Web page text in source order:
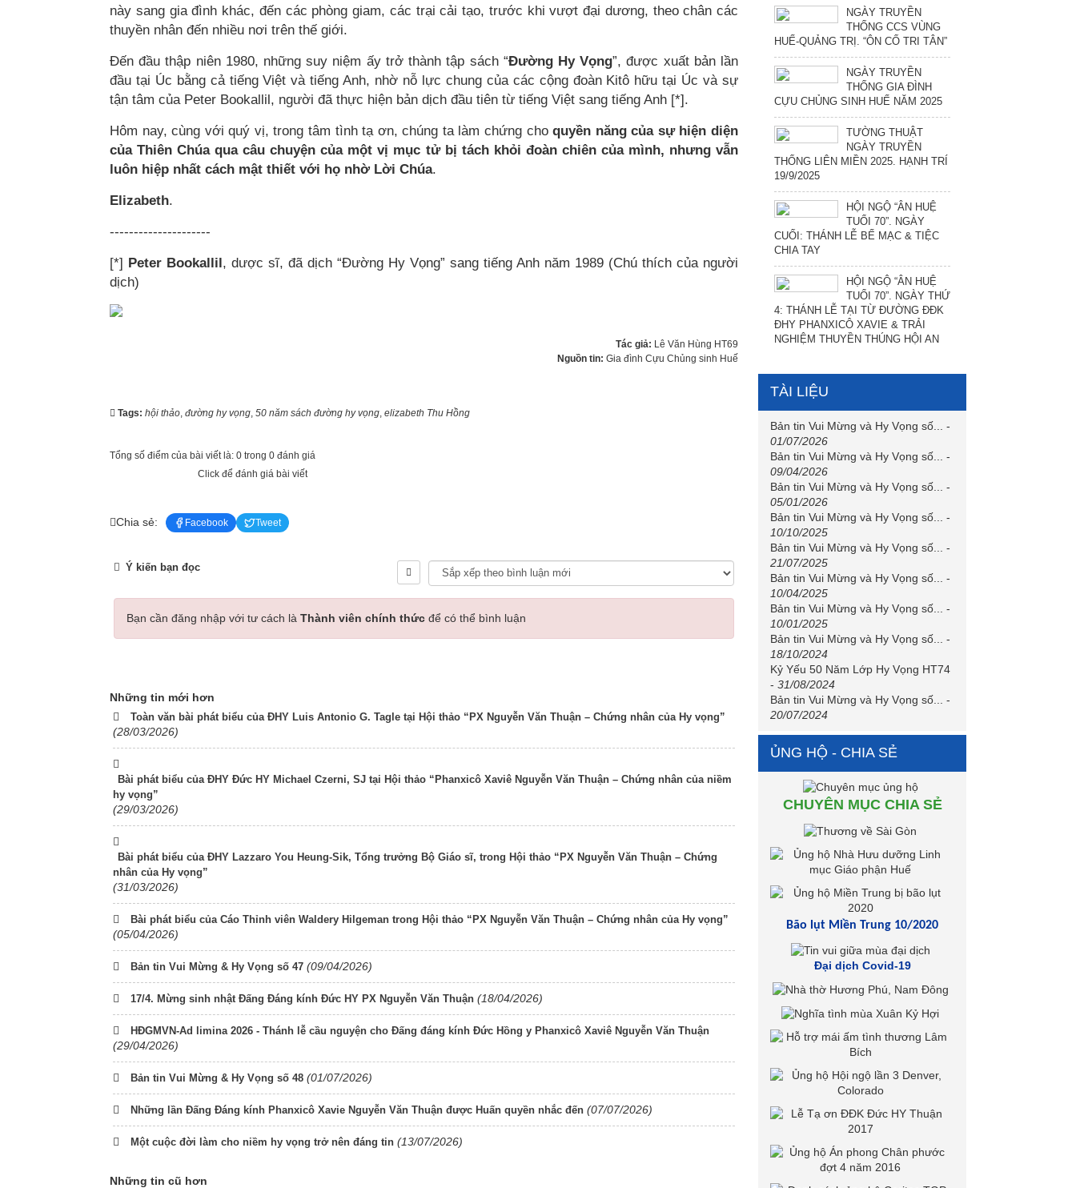
này sang gia đình khác, đến các phòng giam, các trại cải tạo, trước khi vượt đại dương, theo chân các
thuyền nhân đến nhiều nơi trên thế giới.
Đến đầu thập niên 1980, những suy niệm ấy trở thành tập sách “Đường Hy Vọng”, được xuất bản lần
đầu tại Úc bằng cả tiếng Việt và tiếng Anh, nhờ nỗ lực chung của các cộng đoàn Kitô hữu tại Úc và sự
tận tâm của Peter Bookallil, người đã thực hiện bản dịch đầu tiên từ tiếng Việt sang tiếng Anh [*].
Hôm nay, cùng với quý vị, trong tâm tình tạ ơn, chúng ta làm chứng choquyền năng của sự hiện diện
của Thiên Chúa qua câu chuyện của một vị mục tử bị tách khỏi đoàn chiên của mình, nhưng vẫn
luôn hiệp nhất cách mật thiết với họ nhờ Lời Chúa.
Elizabeth.
---------------------
[*] Peter Bookallil, dược sĩ, đã dịch “Đường Hy Vọng” sang tiếng Anh năm 1989 (Chú thích của người
dịch)
Tác giả: Lê Văn Hùng HT69
Nguồn tin: Gia đình Cựu Chủng sinh Huế
Tags: hội thảo đường hy vọng 50 năm sách đường hy vọng elizabeth Thu Hồng
Tổng số điểm của bài viết là: 0 trong 0 đánh giá
Click để đánh giá bài viết
Chia sẻ: Facebook Tweet
Ý kiến bạn đọc
Bạn cần đăng nhập với tư cách là Thành viên chính thức để có thể bình luận
Những tin mới hơn
Toàn văn bài phát biểu của ĐHY Luis Antonio G. Tagle tại Hội thảo “PX Nguyễn Văn Thuận – Chứng nhân của Hy vọng”
(28/03/2026)
Bài phát biểu của ĐHY Đức HY Michael Czerni, SJ tại Hội thảo “Phanxicô Xaviê Nguyễn Văn Thuận – Chứng nhân của niềm
hy vọng”
(29/03/2026)
Bài phát biểu của ĐHY Lazzaro You Heung-Sik, Tổng trưởng Bộ Giáo sĩ, trong Hội thảo “PX Nguyễn Văn Thuận – Chứng
nhân của Hy vọng”
(31/03/2026)
Bài phát biểu của Cáo Thỉnh viên Waldery Hilgeman trong Hội thảo “PX Nguyễn Văn Thuận – Chứng nhân của Hy vọng”
(05/04/2026)
Bản tin Vui Mừng & Hy Vọng số 47 (09/04/2026)
17/4. Mừng sinh nhật Đấng Đáng kính Đức HY PX Nguyễn Văn Thuận (18/04/2026)
HĐGMVN-Ad limina 2026 - Thánh lễ cầu nguyện cho Đấng đáng kính Đức Hồng y Phanxicô Xaviê Nguyễn Văn Thuận
(29/04/2026)
Bản tin Vui Mừng & Hy Vọng số 48 (01/07/2026)
Những lần Đấng Đáng kính Phanxicô Xavie Nguyễn Văn Thuận được Huấn quyền nhắc đến (07/07/2026)
Một cuộc đời làm cho niềm hy vọng trở nên đáng tin (13/07/2026)
Những tin cũ hơn
NGÀY TRUYỀN
THỐNG CCS VÙNG
HUẾ-QUẢNG TRỊ. “ÔN CỐ TRI TÂN”
NGÀY TRUYỀN
THỐNG GIA ĐÌNH
CỰU CHỦNG SINH HUẾ NĂM 2025
TƯỜNG THUẬT
NGÀY TRUYỀN
THỐNG LIÊN MIỀN 2025. HẠNH TRÍ
19/9/2025
HỘI NGỘ “ÂN HUỆ
TUỔI 70”. NGÀY
CUỐI: THÁNH LỄ BẾ MẠC & TIỆC
CHIA TAY
HỘI NGỘ “ÂN HUỆ
TUỔI 70”. NGÀY THỨ
4: THÁNH LỄ TẠI TỪ ĐƯỜNG ĐĐK
ĐHY PHANXICÔ XAVIE & TRẢI
NGHIỆM THUYỀN THÚNG HỘI AN
TÀI LIỆU
Bản tin Vui Mừng và Hy Vọng số...
-
01/07/2026
Bản tin Vui Mừng và Hy Vọng số...
-
09/04/2026
Bản tin Vui Mừng và Hy Vọng số...
-
05/01/2026
Bản tin Vui Mừng và Hy Vọng số...
-
10/10/2025
Bản tin Vui Mừng và Hy Vọng số...
-
21/07/2025
Bản tin Vui Mừng và Hy Vọng số...
-
10/04/2025
Bản tin Vui Mừng và Hy Vọng số...
-
10/01/2025
Bản tin Vui Mừng và Hy Vọng số...
-
18/10/2024
Kỷ Yếu 50 Năm Lớp Hy Vọng HT74
- 31/08/2024
Bản tin Vui Mừng và Hy Vọng số...
-
20/07/2024
ỦNG HỘ - CHIA SẺ
CHUYÊN MỤC CHIA SẺ
Bão lụt Miền Trung 10/2020
Đại dịch Covid-19